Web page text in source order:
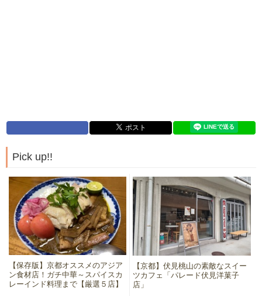
Pick up!!
【保存版】京都オススメのアジア
ン食材店！ガチ中華～スパイスカ
レーインド料理まで【厳選５店】
【京都】伏見桃山の素敵なスイー
ツカフェ「パレード伏見洋菓子
店」